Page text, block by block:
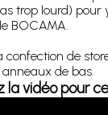
trop lourd) pour
BOCAMA.
confection de
de bas.
la vidéo pour